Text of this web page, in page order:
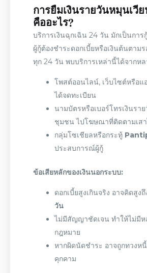
การยืมเงินรายวันหมุนเวี
คืออะไร?
บริการเงินฉุกเฉิน 24 วัน มักเป็นกา
ผู้กู้ต้องชำระดอกเบี้ยหรือเงินต้นตาม
ทุก 24 วัน พบบริการเหล่านี้ได้จากห
โพสต์ออนไลน์, เว็บไซต์หรือ
ได้จดทะเบียน
นามบัตรหรือเบอร์โทรเงินรา
ชุมชน ไปโฆษณาที่ติดตามเส
กลุ่มโซเชียลหรือกระทู้
ประสบการณ์ผู้กู้
ข้อเสียหลักของเงินนอกระบบ:
ดอกเบี้ยสูงเกินจริง อาจคิดสูงถึ
วัน
ไม่มีสัญญาชัดเจน ทำให้ไม่มีห
กฎหมาย
หากผิดนัดชำระ อาจถูกทวงห
คุกคาม